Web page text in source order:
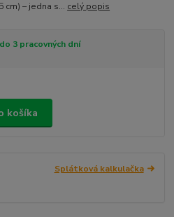
cm) – jedna s... celý popis
3 pracovných dní
košíka
Splátková kalkulačka